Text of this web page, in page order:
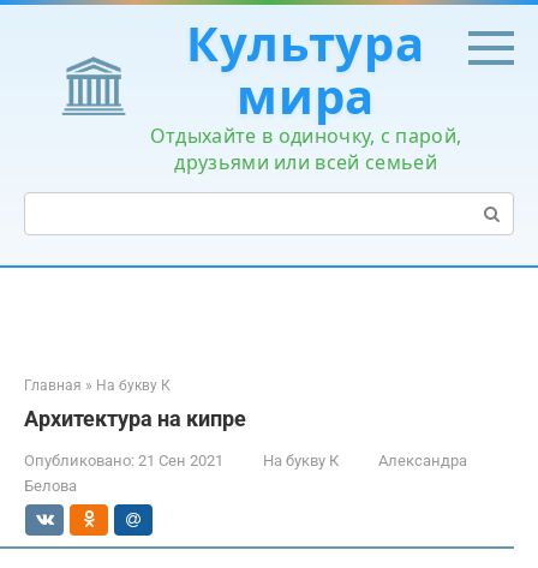
Перейти
контенту
Культура
мира
Отдыхайте в одиночку, с парой,
друзьями или всей семьей
Поиск:
Главная » На букву К
Архитектура на кипре
Опубликовано: 21 Сен 2021 На букву К
Александра
Белова